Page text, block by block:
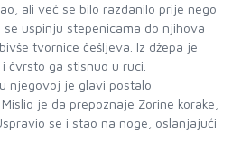
ali već se bilo razdanilo prije nego
se uspinju stepenicama do njihova
tvornice češljeva. Iz džepa je
čvrsto ga stisnuo u ruci.
njegovoj je glavi postalo
je da prepoznaje Zorine korake,
se i stao na noge, oslanjajući